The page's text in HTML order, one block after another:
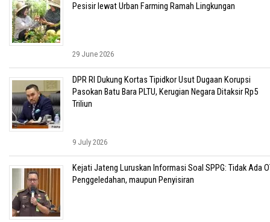
Pesisir lewat Urban Farming Ramah Lingkungan
29 June 2026
DPR RI Dukung Kortas Tipidkor Usut Dugaan Korupsi
Pasokan Batu Bara PLTU, Kerugian Negara Ditaksir Rp5
Triliun
9 July 2026
Kejati Jateng Luruskan Informasi Soal SPPG: Tidak Ada
Penggeledahan, maupun Penyisiran